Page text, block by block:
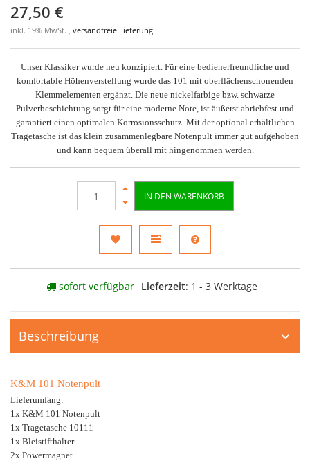
27,50 €
inkl. 19% MwSt. , versandfreie Lieferung
Unser Klassiker wurde neu konzipiert. Für eine bedienerfreundliche und
komfortable Höhenverstellung wurde das 101 mit oberflächenschonenden
Klemmelementen ergänzt. Die neue nickelfarbige bzw. schwarze
Pulverbeschichtung sorgt für eine moderne Note, ist äußerst abriebfest und
garantiert einen optimalen Korrosionsschutz. Mit der optional erhältlichen
Tragetasche ist das klein zusammenlegbare Notenpult immer gut aufgehoben
und kann bequem überall mit hingenommen werden.
IN DEN WARENKORB
sofort verfügbar Lieferzeit: 1 - 3 Werktage
Beschreibung
K&M 101 Notenpult
Lieferumfang:
1x K&M 101 Notenpult
1x Tragetasche 10111
1x Bleistifthalter
2x Powermagnet